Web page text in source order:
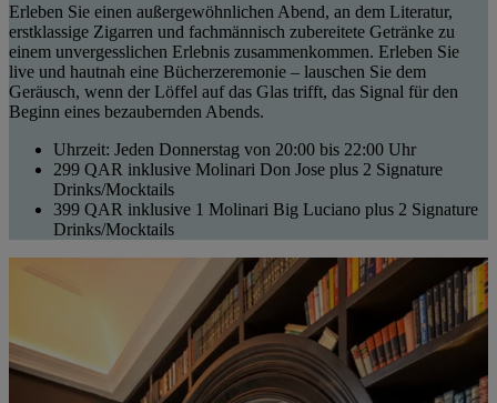
Erleben Sie einen außergewöhnlichen Abend, an dem Literatur,
erstklassige Zigarren und fachmännisch zubereitete Getränke zu
einem unvergesslichen Erlebnis zusammenkommen. Erleben Sie
live und hautnah eine Bücherzeremonie – lauschen Sie dem
Geräusch, wenn der Löffel auf das Glas trifft, das Signal für den
Beginn eines bezaubernden Abends.
Uhrzeit: Jeden Donnerstag von 20:00 bis 22:00 Uhr
299 QAR inklusive Molinari Don Jose plus 2 Signature
Drinks/Mocktails
399 QAR inklusive 1 Molinari Big Luciano plus 2 Signature
Drinks/Mocktails